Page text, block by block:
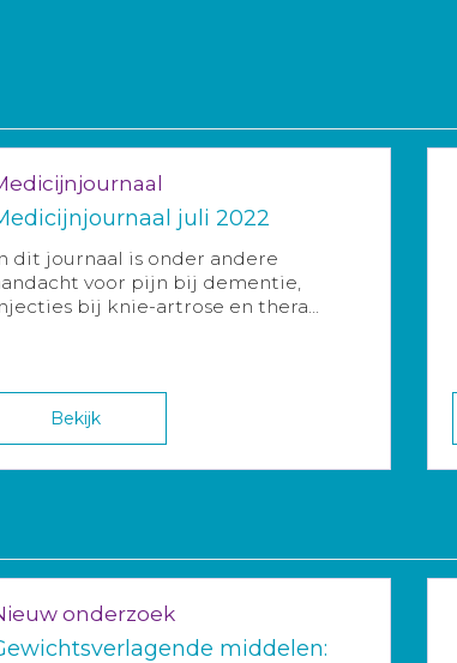
juli 2022
dit journaal is onder andere
voor pijn bij dementie,
bij knie-artrose en thera...
Bekijk
onderzoek
middelen: